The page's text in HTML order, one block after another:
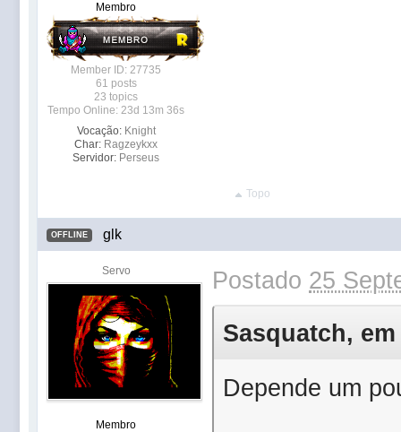
Membro
Member ID: 27735
61 posts
23 topics
Tempo Online: 23d 13m 36s
Vocação: Knight
Char: Ragzeykxx
Servidor: Perseus
Topo
OFFLINE glk
Servo
Membro
Postado 25
Sasquatch,
Depende um